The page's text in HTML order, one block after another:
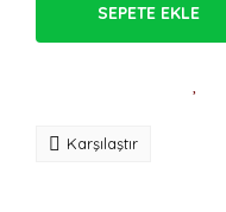
SEPETE EKLE
Karşılaştır